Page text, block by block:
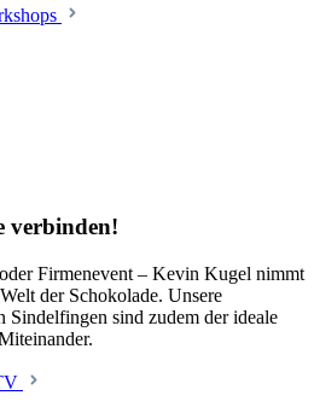
verbinden!
Firmenevent – Kevin Kugel nimmt
der Schokolade. Unsere
sind zudem der ideale